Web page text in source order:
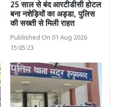
25 साल से बंद आरटीडीसी होटल
बना नशेड़ियों का अड्डा, पुलिस
की सख्ती से मिली राहत
Published On 01 Aug 2026
15:05:23